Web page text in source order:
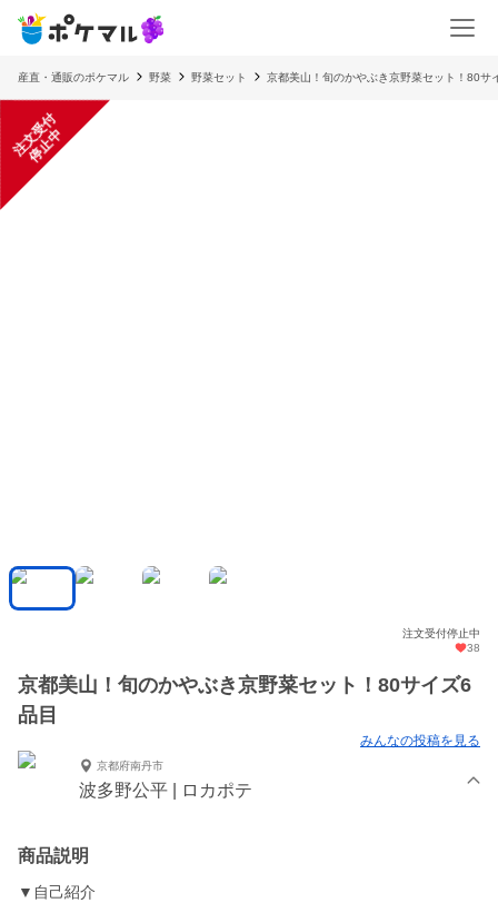
産直・通販のポケマル 野菜 野菜セット 京都美山！旬のかやぶき京野菜セット！80サ
注
文
受
付
停
止
中
注文受付停止中
38
京都美山！旬のかやぶき京野菜セット！80サイズ6
品目
みんなの投稿を見る
京都府南丹市
波多野公平 | ロカポテ
商品説明
▼自己紹介